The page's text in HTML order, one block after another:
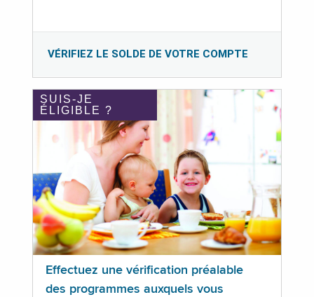
VÉRIFIEZ LE SOLDE DE VOTRE COMPTE
SUIS-JE
ÉLIGIBLE ?
Effectuez une vérification préalable
des programmes auxquels vous